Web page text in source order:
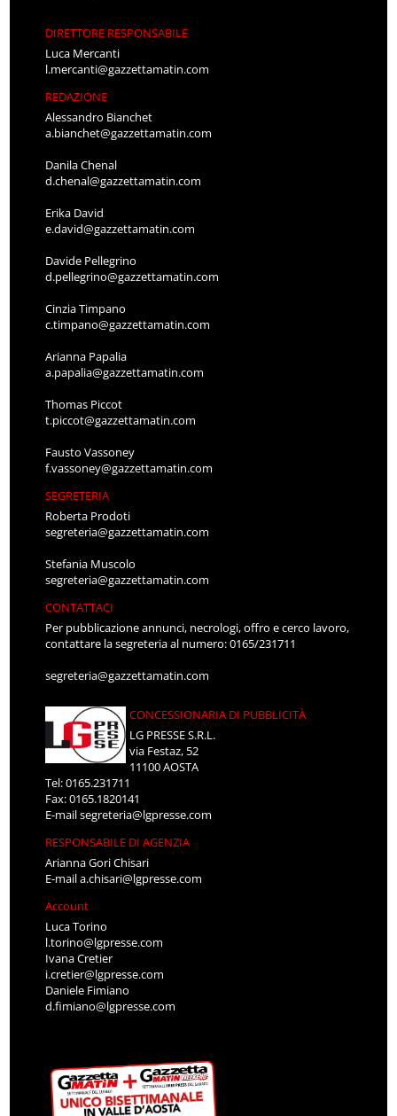
DIRETTORE RESPONSABILE
Luca Mercanti
l.mercanti@gazzettamatin.com
REDAZIONE
Alessandro Bianchet
a.bianchet@gazzettamatin.com
Danila Chenal
d.chenal@gazzettamatin.com
Erika David
e.david@gazzettamatin.com
Davide Pellegrino
d.pellegrino@gazzettamatin.com
Cinzia Timpano
c.timpano@gazzettamatin.com
Arianna Papalia
a.papalia@gazzettamatin.com
Thomas Piccot
t.piccot@gazzettamatin.com
Fausto Vassoney
f.vassoney@gazzettamatin.com
SEGRETERIA
Roberta Prodoti
segreteria@gazzettamatin.com
Stefania Muscolo
segreteria@gazzettamatin.com
CONTATTACI
Per pubblicazione annunci, necrologi, offro e cerco lavoro,
contattare la segreteria al numero: 0165/231711
segreteria@gazzettamatin.com
CONCESSIONARIA DI PUBBLICITÀ
LG PRESSE S.R.L.
via Festaz, 52
11100 AOSTA
Tel: 0165.231711
Fax: 0165.1820141
E-mailsegreteria@lgpresse.com
RESPONSABILE DI AGENZIA
Arianna Gori Chisari
E-maila.chisari@lgpresse.com
Account
Luca Torino
l.torino@lgpresse.com
Ivana Cretier
i.cretier@lgpresse.com
Daniele Fimiano
d.fimiano@lgpresse.com